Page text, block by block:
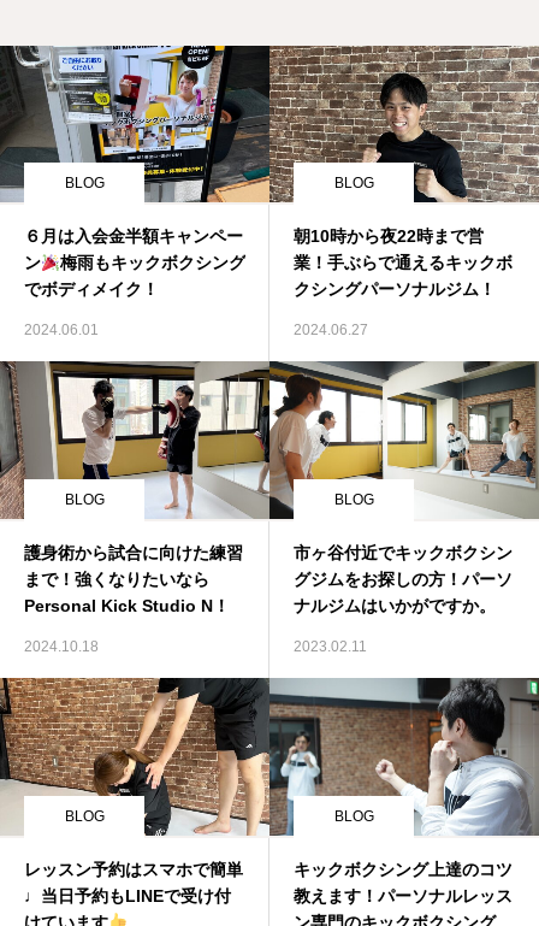
BLOG
６月は入会金半額キャンペー
ン
梅雨もキックボクシング
でボディメイク！
2024.06.01
BLOG
朝10時から夜22時まで営
業！手ぶらで通えるキックボ
クシングパーソナルジム！
2024.06.27
BLOG
護身術から試合に向けた練習
まで！強くなりたいなら
Personal Kick Studio N！
2024.10.18
BLOG
市ヶ谷付近でキックボクシン
グジムをお探しの方！パーソ
ナルジムはいかがですか。
2023.02.11
BLOG
レッスン予約はスマホで簡単
♩当日予約もLINEで受け付
けています
BLOG
キックボクシング上達のコツ
教えます！パーソナルレッス
ン専門のキックボクシングジ